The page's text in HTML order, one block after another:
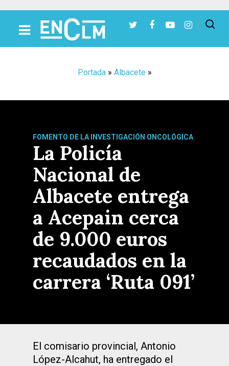
Portada» Albacete »
FOMENTO DE LA INVESTIGACIÓN ONCOLÓGICA
La Policía
Nacional de
Albacete entrega
a Acepain cerca
de 9.000 euros
recaudados en la
carrera ‘Ruta 091’
El comisario provincial, Antonio
López-Alcahut, ha entregado el